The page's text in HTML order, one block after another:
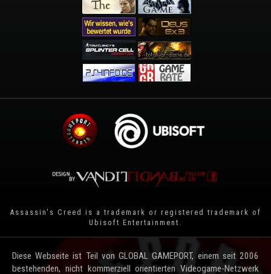
Assassin's Creed is a trademark or registered trademark of
Ubisoft Entertainment
Diese Webseite ist Teil von GLOBAL GAMEPORT, einem seit 2006
bestehenden, nicht kommerziell orientierten Videogame-Netzwerk